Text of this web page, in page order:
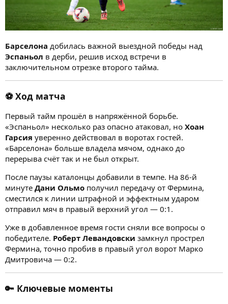
Барселона добилась важной выездной победы над
Эспаньол в дерби, решив исход встречи в
заключительном отрезке второго тайма.
⚽ Ход матча
Первый тайм прошёл в напряжённой борьбе.
«Эспаньол» несколько раз опасно атаковал, но Хоан
Гарсия уверенно действовал в воротах гостей.
«Барселона» больше владела мячом, однако до
перерыва счёт так и не был открыт.
После паузы каталонцы добавили в темпе. На 86-й
минуте Дани Ольмо получил передачу от Фермина,
сместился к линии штрафной и эффектным ударом
отправил мяч в правый верхний угол — 0:1.
Уже в добавленное время гости сняли все вопросы о
победителе. Роберт Левандовски замкнул прострел
Фермина, точно пробив в правый угол ворот Марко
Дмитровича — 0:2.
🔑 Ключевые моменты